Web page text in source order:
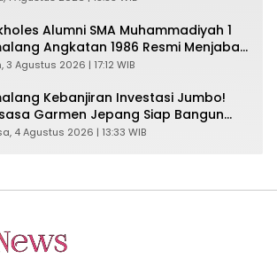
Alumni SMA Muhammadiyah 1
Angkatan 1986 Resmi Menjabat
Inilah Pesan Ketua Asmam 86
3 Agustus 2026 | 17:12 WIB
Kebanjiran Investasi Jumbo!
Garmen Jepang Siap Bangun
dan Serap Ribuan Tenaga Kerja
4 Agustus 2026 | 13:33 WIB